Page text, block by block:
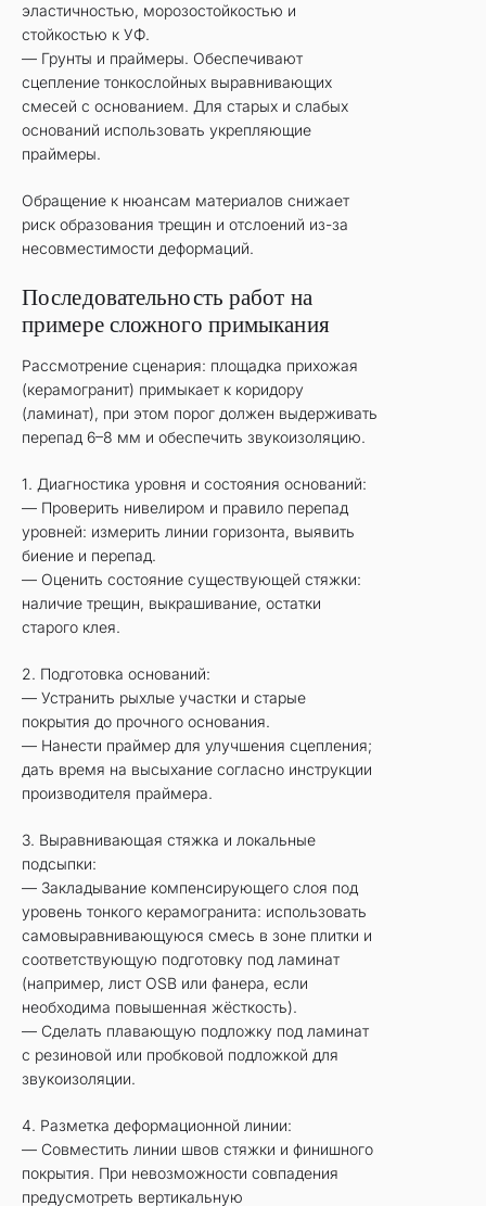
эластичностью, морозостойкостью и
стойкостью к УФ.
— Грунты и праймеры. Обеспечивают
сцепление тонкослойных выравнивающих
смесей с основанием. Для старых и слабых
оснований использовать укрепляющие
праймеры.
Обращение к нюансам материалов снижает
риск образования трещин и отслоений из-за
несовместимости деформаций.
Последовательность работ на
примере сложного примыкания
Рассмотрение сценария: площадка прихожая
(керамогранит) примыкает к коридору
(ламинат), при этом порог должен выдерживать
перепад 6–8 мм и обеспечить звукоизоляцию.
1. Диагностика уровня и состояния оснований:
— Проверить нивелиром и правило перепад
уровней: измерить линии горизонта, выявить
биение и перепад.
— Оценить состояние существующей стяжки:
наличие трещин, выкрашивание, остатки
старого клея.
2. Подготовка оснований:
— Устранить рыхлые участки и старые
покрытия до прочного основания.
— Нанести праймер для улучшения сцепления;
дать время на высыхание согласно инструкции
производителя праймера.
3. Выравнивающая стяжка и локальные
подсыпки:
— Закладывание компенсирующего слоя под
уровень тонкого керамогранита: использовать
самовыравнивающуюся смесь в зоне плитки и
соответствующую подготовку под ламинат
(например, лист OSB или фанера, если
необходима повышенная жёсткость).
— Сделать плавающую подложку под ламинат
с резиновой или пробковой подложкой для
звукоизоляции.
4. Разметка деформационной линии:
— Совместить линии швов стяжки и финишного
покрытия. При невозможности совпадения
предусмотреть вертикальную